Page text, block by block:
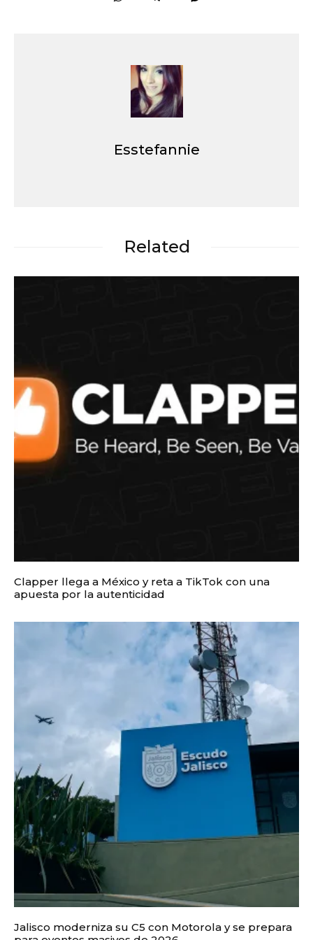
Esstefannie
Related
Clapper llega a México y reta a TikTok con una
apuesta por la autenticidad
Jalisco moderniza su C5 con Motorola y se prepara